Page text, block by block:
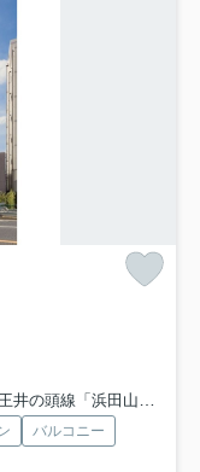
の頭線「浜田山」駅 徒歩10分
バルコニー